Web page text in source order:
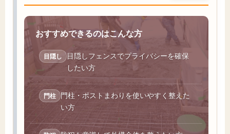
おすすめできるのはこんな方
目隠し
目隠しフェンスでプライバシーを確保
したい方
門柱
門柱・ポストまわりを使いやすく整えた
い方